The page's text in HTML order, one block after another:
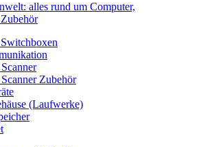
alles rund um Computer,
Zubehör
(Laufwerke)